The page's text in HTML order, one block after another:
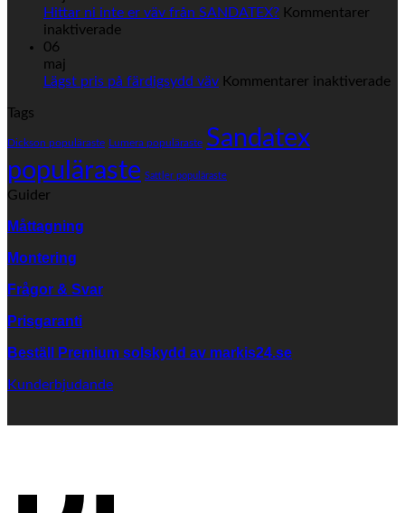
markisväv
Hittar ni inte er väv från SANDATEX? Kommentarer
inaktiveradeför
inte
SANDATEX?
06
maj
Lägst pris på färdigsydd väv Kommentarer inaktiverade
Tags
Dickson populäraste Lumera populäraste Sandatex
populäraste Sattler populäraste
Guider
Måttagning
Montering
Frågor & Svar
Prisgaranti
Beställ Premium solskydd av markis24.se
Kunderbjudande